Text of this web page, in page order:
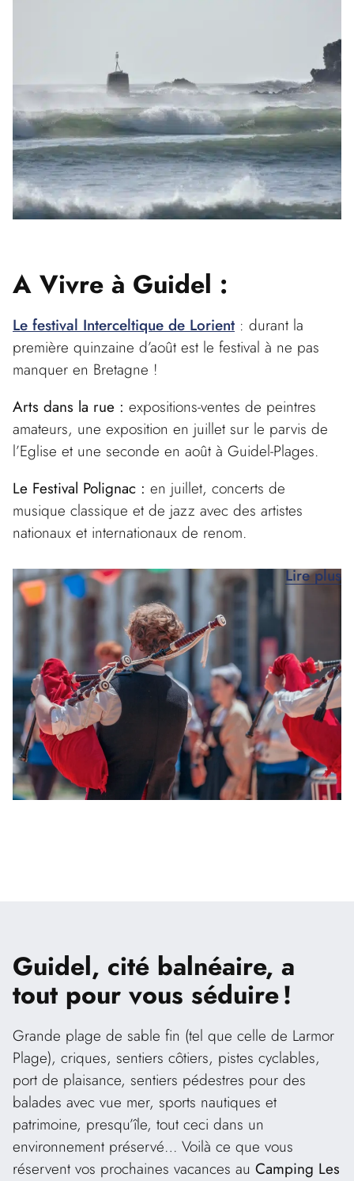
A Vivre à Guidel :
Le festival Interceltique de Lorient : durant la
première quinzaine d’août est le festival à ne pas
manquer en Bretagne !
Arts dans la rue : expositions-ventes de peintres
amateurs, une exposition en juillet sur le parvis de
l’Eglise et une seconde en août à Guidel-Plages.
Le Festival Polignac : en juillet, concerts de
musique classique et de jazz avec des artistes
nationaux et internationaux de renom.
Les 7 chapelles en art :mi-juillet à mi-août, une
exposition et un concert dans chaque chapelle.
La Nuit Etoilée :le 14 août à Guidel-Plages.
Animations et spectacle pyrotechnique.
Lire plus
Guidel, cité balnéaire, a
tout pour vous séduire !
Grande plage de sable fin (tel que celle de Larmor
Plage), criques, sentiers côtiers, pistes cyclables,
port de plaisance, sentiers pédestres pour des
balades avec vue mer, sports nautiques et
patrimoine, presqu’île, tout ceci dans un
environnement préservé… Voilà ce que vous
réservent vos prochaines vacances au Camping Les